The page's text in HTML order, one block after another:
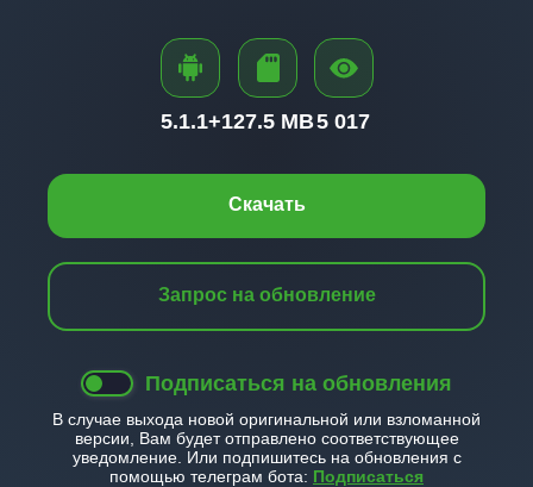
Скачать
Запрос на обновление
Подписаться на обновления
В случае выхода новой оригинальной или взломанной
версии, Вам будет отправлено соответствующее
уведомление. Или подпишитесь на обновления с
помощью телеграм бота: Подписаться
5.1.1+127.5 MB5 017